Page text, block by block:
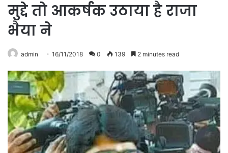
मुद्दे तो आकर्षक उठाया है राजा
भैया ने
admin 16/11/2018 0 139 2 minutes read